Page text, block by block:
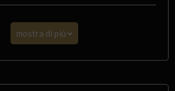
mostra di più